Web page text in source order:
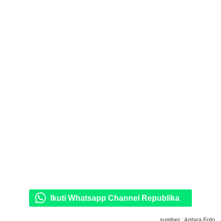
Ikuti Whatsapp Channel Republika